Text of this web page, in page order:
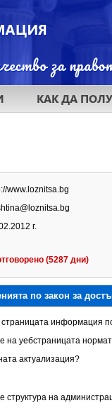
КАК ДА
www.loznitsa.bg
г.
(5287 дни)
по закон за
страницата информация
на уебстраницата
актуализация?
структура на